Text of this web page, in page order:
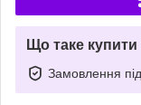
Що таке
Замовлення